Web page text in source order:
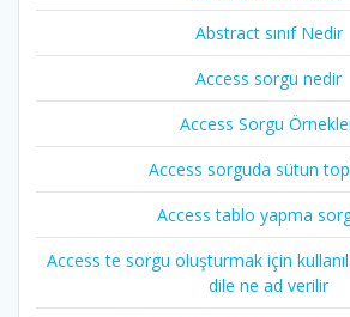
Abstract sınıf Nedir
Access sorgu nedir
Access Sorgu
Access sorguda sütun
Access tablo yapma
Access te sorgu oluşturmak için
dile ne ad verilir